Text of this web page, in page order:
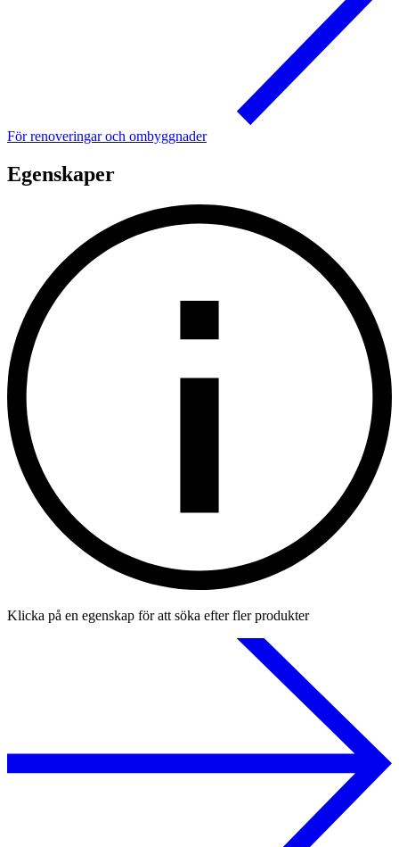
För renoveringar och ombyggnader
Egenskaper
Klicka på en egenskap för att söka efter fler produkter